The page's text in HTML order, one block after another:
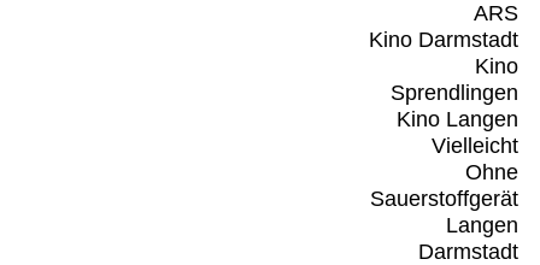
ARS
Kino Darmstadt
Kino
Sprendlingen
Kino Langen
Vielleicht
Ohne
Sauerstoffgerät
Langen
Darmstadt